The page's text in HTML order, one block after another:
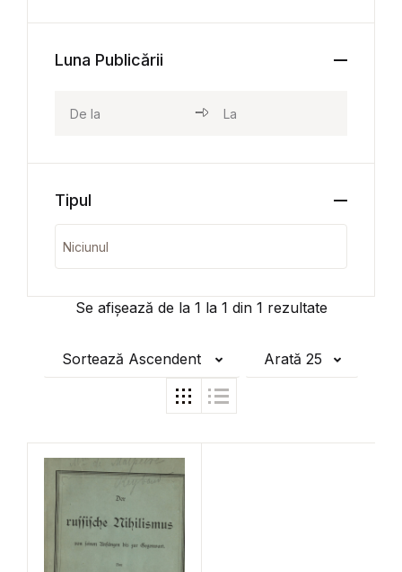
Se afișează de la 1 la 1 din 1 rezultate
Sortează Ascendent Arată 25
Luna Publicării
Tipul